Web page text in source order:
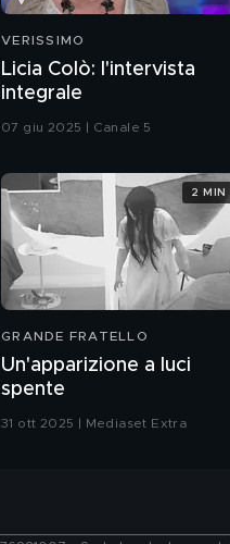
VERISSIMO
Licia Colò: l'intervista
integrale
07 giu 2025 | Canale 5
GRANDE FRATELLO
Un'apparizione a luci
spente
31 ott 2025 | Mediaset Extra
2 MIN